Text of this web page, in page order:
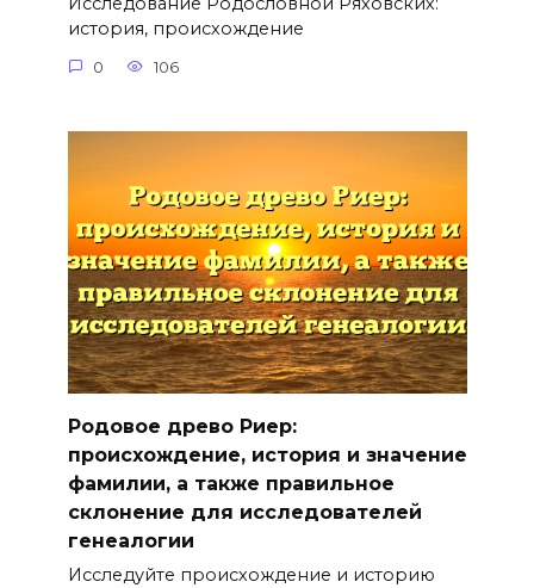
история, происхождение
0 106
Родовое древо Риер:
происхождение, история и значение
фамилии, а также правильное
склонение для исследователей
генеалогии
Исследуйте происхождение и историю